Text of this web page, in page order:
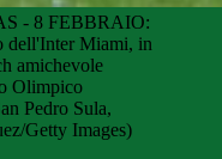
- 8 FEBBRAIO:
dell'Inter Miami, in
amichevole
Olimpico
Pedro Sula,
Getty Images)